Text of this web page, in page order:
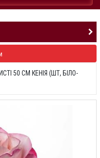
50 СМ КЕНІЯ (ШТ, БІЛО-